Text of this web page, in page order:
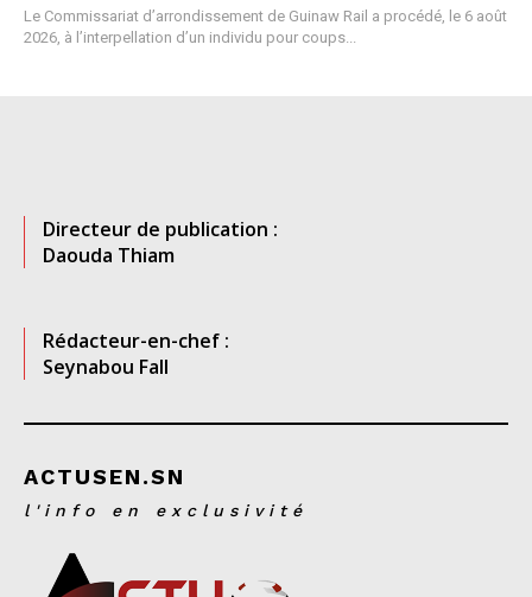
Le Commissariat d’arrondissement de Guinaw Rail a procédé, le 6 août
2026, à l’interpellation d’un individu pour coups...
Directeur de publication :
Daouda Thiam
Rédacteur-en-chef :
Seynabou Fall
ACTUSEN.SN
l'info en exclusivité